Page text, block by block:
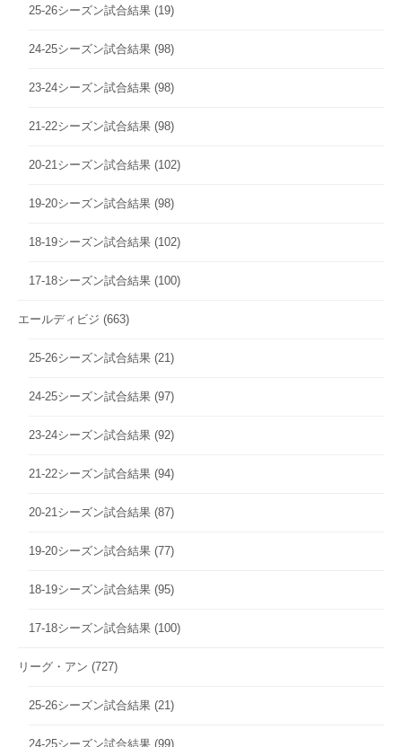
25-26シーズン試合結果 (19)
24-25シーズン試合結果 (98)
23-24シーズン試合結果 (98)
21-22シーズン試合結果 (98)
20-21シーズン試合結果 (102)
19-20シーズン試合結果 (98)
18-19シーズン試合結果 (102)
17-18シーズン試合結果 (100)
エールディビジ (663)
25-26シーズン試合結果 (21)
24-25シーズン試合結果 (97)
23-24シーズン試合結果 (92)
21-22シーズン試合結果 (94)
20-21シーズン試合結果 (87)
19-20シーズン試合結果 (77)
18-19シーズン試合結果 (95)
17-18シーズン試合結果 (100)
リーグ・アン (727)
25-26シーズン試合結果 (21)
24-25シーズン試合結果 (99)